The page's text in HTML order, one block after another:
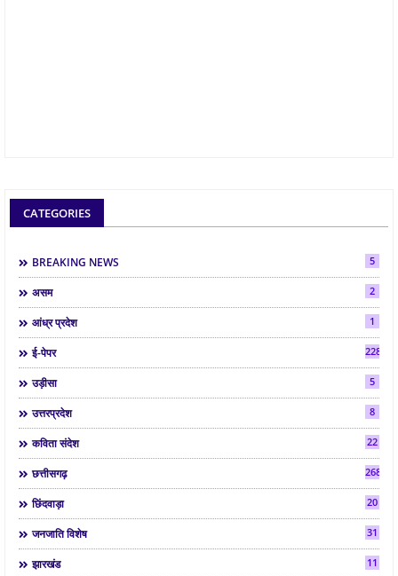
CATEGORIES
BREAKING NEWS 5
असम 2
आंध्र प्रदेश 1
ई-पेपर 2286
उड़ीसा 5
उत्तरप्रदेश 8
कविता संदेश 22
छत्तीसगढ़ 268
छिंदवाड़ा 20
जनजाति विशेष 31
झारखंड 11